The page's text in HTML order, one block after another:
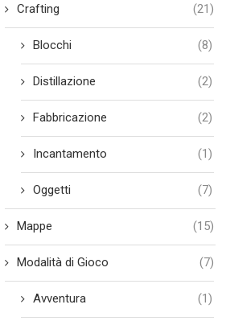
Crafting (21)
Blocchi (8)
Distillazione (2)
Fabbricazione (2)
Incantamento (1)
Oggetti (7)
Mappe (15)
Modalità di Gioco (7)
Avventura (1)